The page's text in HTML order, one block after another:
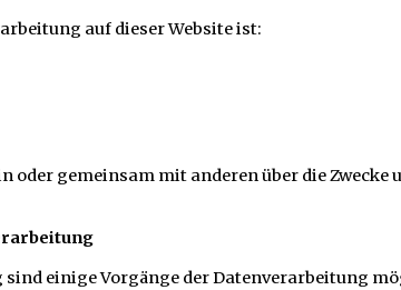
auf dieser Website ist:
oder gemeinsam mit anderen über die
einige Vorgänge der Datenverarbeitung